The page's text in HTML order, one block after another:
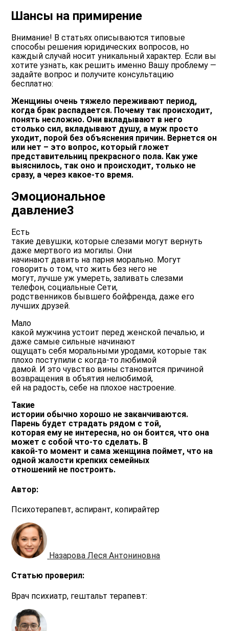
Шансы на примирение
Внимание! В статьях описываются типовые
способы решения юридических вопросов, но
каждый случай носит уникальный характер. Если вы
хотите узнать, как решить именно Вашу проблему —
задайте вопрос и получите консультацию
бесплатно:
Женщины очень тяжело переживают период,
когда брак распадается. Почему так происходит,
понять несложно. Они вкладывают в него
столько сил, вкладывают душу, а муж просто
уходит, порой без объяснения причин. Вернется он
или нет – это вопрос, который гложет
представительниц прекрасного пола. Как уже
выяснилось, так оно и происходит, только не
сразу, а через какое-то время.
Эмоциональное
давление3
Есть
такие девушки, которые слезами могут вернуть
даже мертвого из могилы. Они
начинают давить на парня морально. Могут
говорить о том, что жить без него не
могут, лучше уж умереть, заливать слезами
телефон, социальные Сети,
родственников бывшего бойфренда, даже его
лучших друзей.
Мало
какой мужчина устоит перед женской печалью, и
даже самые сильные начинают
ощущать себя моральными уродами, которые так
плохо поступили с когда-то любимой
дамой. И это чувство вины становится причиной
возвращения в объятия нелюбимой,
ей на радость, себе на плохое настроение.
Такие
истории обычно хорошо не заканчиваются.
Парень будет страдать рядом с той,
которая ему не интересна, но он боится, что она
может с собой что-то сделать. В
какой-то момент и сама женщина поймет, что на
одной жалости крепких семейных
отношений не построить.
Автор:
Психотерапевт, аспирант, копирайтер
Назарова Леся Антониновна
Статью проверил:
Врач психиатр, гештальт терапевт: